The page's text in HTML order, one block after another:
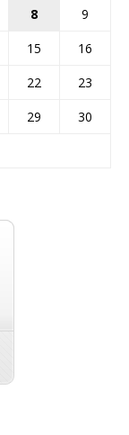
8
9
15
16
22
23
29
30